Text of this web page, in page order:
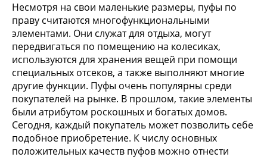
Несмотря на свои маленькие размеры, пуфы по
праву считаются многофункциональными
элементами. Они служат для отдыха, могут
передвигаться по помещению на колесиках,
используются для хранения вещей при помощи
специальных отсеков, а также выполняют многие
другие функции. Пуфы очень популярны среди
покупателей на рынке. В прошлом, такие элементы
были атрибутом роскошных и богатых домов.
Сегодня, каждый покупатель может позволить себе
подобное приобретение. К числу основных
положительных качеств пуфов можно отнести